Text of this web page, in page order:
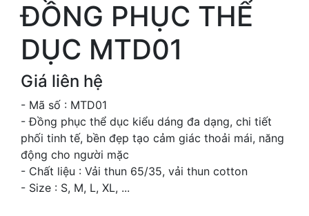
ĐỒNG PHỤC THỂ
DỤC MTD01
Giá liên hệ
- Mã số : MTD01
- Đồng phục thể dục kiểu dáng đa dạng, chi tiết
phối tinh tế, bền đẹp tạo cảm giác thoải mái, năng
động cho người mặc
- Chất liệu : Vải thun 65/35, vải thun cotton
- Size : S, M, L, XL, ...